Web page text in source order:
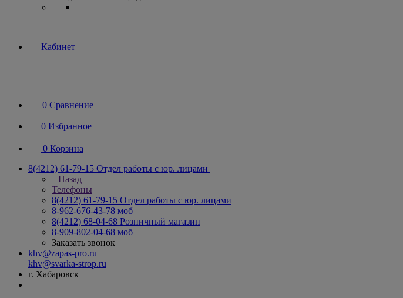
Кабинет
0 Сравнение
0 Избранное
0 Корзина
8(4212) 61-79-15 Отдел работы с юр. лицами
Назад
Телефоны
8(4212) 61-79-15 Отдел работы с юр. лицами
8-962-676-43-78 моб
8(4212) 68-04-68 Розничный магазин
8-909-802-04-68 моб
Заказать звонок
khv@zapas-pro.ru
khv@svarka-strop.ru
г. Хабаровск